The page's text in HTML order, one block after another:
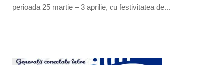
perioada 25 martie – 3 aprilie, cu festivitatea de...